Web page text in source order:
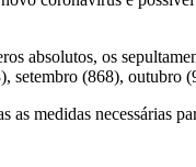
absolutos, os
setembro (868), outubro
medidas necessárias